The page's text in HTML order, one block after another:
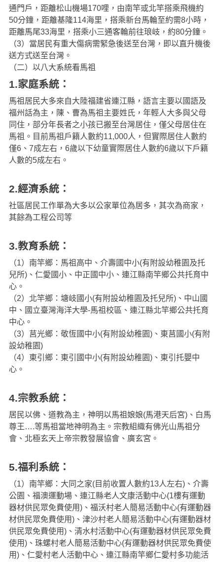
通門戶，距離松山機場170哩，由南竿或北竿搭乘飛機約
50分鐘，距離基隆114海里，搭乘新台馬輪至約需8小時，
距離馬尾33海里，搭乘小三通客輪前往琅岐，約80分鐘。
（3）當居民有重大傷病需緊急後送至台灣，即以直升機後
送方式送至台灣。
（二）以八大系統看馬祖
1.家庭系統：
馬祖居民大多來自大陸福建省連江縣，語言主要以國語及
福州話為主，陳、曹為馬祖主要姓氏，年輕人大多與父母
同住，部分年長者之小孩已搬至台灣居住，僅父母居住在
馬祖。目前馬祖戶籍人數約11,000人，但實際居住人數約
僅6、7成左右，6歲以下幼童實際居住人數約6歲以下戶籍
人數的5成左右。
2.經濟系統：
社區居民工作單為大多以公家單位為居多，其次為商家，
其餘為工程公司等
3.教育系統：
（1）南竿鄉：馬祖高中、介壽國中小(有附設幼稚園及托
兒所)、仁愛國小、中正國中小、連江縣南竿鄉公共托育中
心。
（2）北竿鄉：塘岐國小(有附設幼稚園及托兒所)、中山國
中、國立臺灣海洋大學-馬祖校區、連江縣北竿鄉公共托育
中心。
（3）莒光鄉：敬恆國中小(有附設幼稚園)、東莒國小(有附
設幼稚園)
（4）東引鄉：東引國中小(有附設幼稚園)、東引托嬰中
心。
4.宗教系統：
居民以佛、道教為主，神明以馬祖娘娘(馬港天后宮)、白馬
尊王….等馬祖當地神明為主。宗教組織有佛光山馬祖分
會、北極玄天上帝宗教發展協會、廣玄宮。
5.福利系統：
（1）南竿鄉：大同之家(目前收置人數約13人左右)、介壽
公園、福澳運動場、連江縣老人文康活動中心(1樓有運動
器材供民眾免費使用)、福沃村老人簡易活動中心(有運動器
材供民眾免費使用)、津沙村老人簡易活動中心(有運動器材
供民眾免費使用)、清水村活動中心(有運動器材供民眾免費
使用)、珠螺村老人簡易活動中心(有運動器材供民眾免費使
用)、仁愛村老人活動中心、連江縣南竿鄉仁愛村多功能活